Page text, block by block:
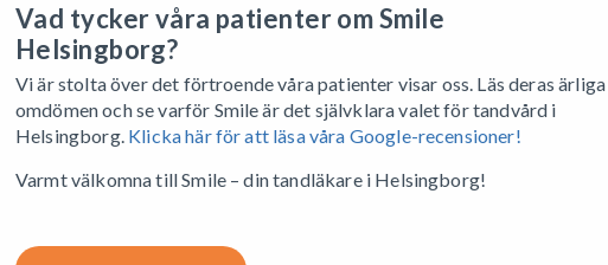
Vad tycker våra patienter om Smile
Helsingborg?
Vi är stolta över det förtroende våra patienter visar oss. Läs deras ärliga
omdömen och se varför Smile är det självklara valet för tandvård i
Helsingborg. Klicka här för att läsa våra Google-recensioner!
Varmt välkomna till Smile – din tandläkare i Helsingborg!